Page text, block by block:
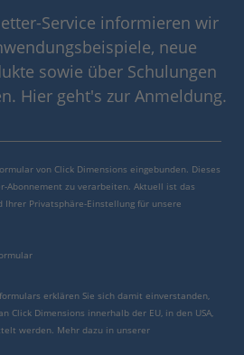
Service informieren wir
neue
sowie über Schulungen
Hier geht's zur Anmeldung.
von Click Dimensions eingebunden. Dieses
Abonnement zu verarbeiten. Aktuell ist das
Ihrer Privatsphäre-Einstellung für unsere
erklären Sie sich damit einverstanden,
Click Dimensions innerhalb der EU, in den USA,
werden. Mehr dazu in unserer